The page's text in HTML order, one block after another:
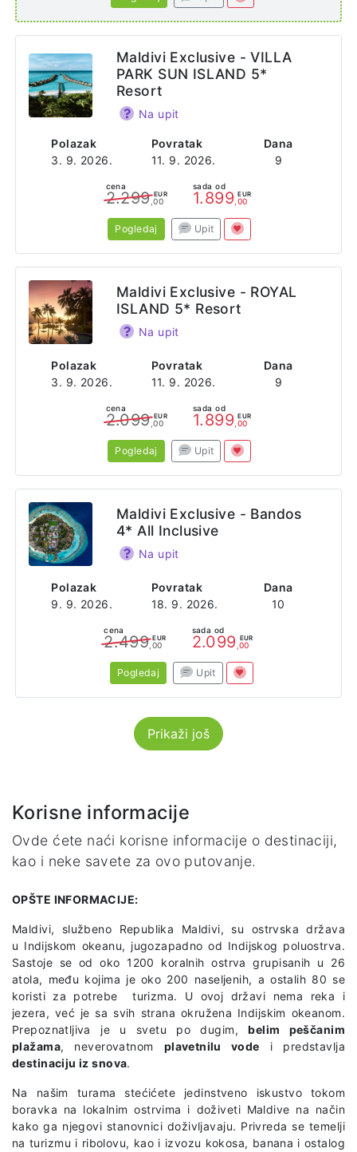
Polazak
3. 9. 2026.
Povratak
11. 9. 2026.
Dana
9
Maldivi Exclusive - VILLA
PARK SUN ISLAND 5*
Resort
Na upit
cena
2.299 EUR
,00
sada od
1.899 EUR
,00
Pogledaj Upit
Polazak
3. 9. 2026.
Povratak
11. 9. 2026.
Dana
9
Maldivi Exclusive - ROYAL
ISLAND 5* Resort
Na upit
cena
2.099 EUR
,00
sada od
1.899 EUR
,00
Pogledaj Upit
Polazak
9. 9. 2026.
Povratak
18. 9. 2026.
Dana
10
Maldivi Exclusive - Bandos
4* All Inclusive
Na upit
cena
2.499 EUR
,00
sada od
2.099 EUR
,00
Pogledaj Upit
Prikaži još
Korisne informacije
Ovde ćete naći korisne informacije o destinaciji,
kao i neke savete za ovo putovanje.
OPŠTE INFORMACIJE:
Maldivi, službeno Republika Maldivi, su ostrvska država
u Indijskom okeanu, jugozapadno od Indijskog poluostrva.
Sastoje se od oko 1200 koralnih ostrva grupisanih u 26
atola, među kojima je oko 200 naseljenih, a ostalih 80 se
koristi za potrebe turizma. U ovoj državi nema reka i
jezera, već je sa svih strana okružena Indijskim okeanom.
Prepoznatljiva je u svetu po dugim,belim peščanim
plažama, neverovatnom plavetnilu vode i predstavlja
destinaciju iz snova.
Na našim turama stećićete jedinstveno iskustvo tokom
boravka na lokalnim ostrvima i doživeti Maldive na način
kako ga njegovi stanovnici doživljavaju. Privreda se temelji
na turizmu i ribolovu, kao i izvozu kokosa, banana i ostalog